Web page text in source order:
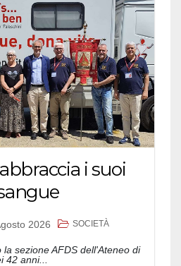
i suoi
2026 SOCIETÀ
sezione AFDS dell'Ateneo di
42 anni...